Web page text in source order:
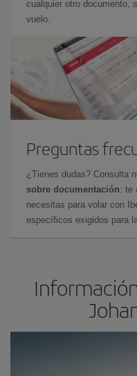
cualquier otro documento,
vuelo.
Preguntas
¿Tienes dudas? Consulta
sobre documentación: te
necesitas para volar con
específicos exigidos para